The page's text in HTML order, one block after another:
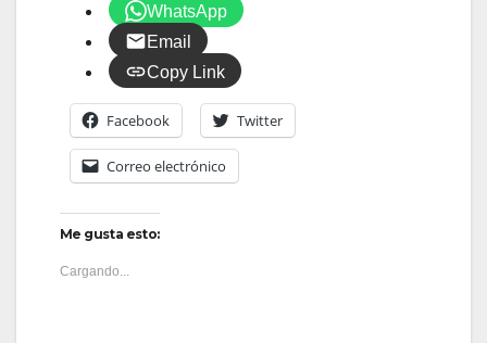
WhatsApp
Email
Copy Link
Facebook Twitter
Correo electrónico
Me gusta esto:
Cargando...